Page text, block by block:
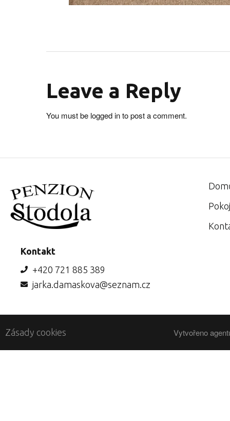
Leave a Reply
You must be logged into post a comment.
Kontakt
+420 721 885 389
jarka.damaskova@seznam.cz
Zásady cookies Vytvořeno